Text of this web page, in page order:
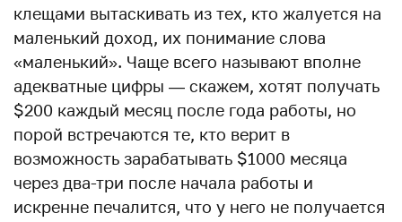
клещами вытаскивать из тех, кто жалуется на
маленький доход, их понимание слова
«маленький». Чаще всего называют вполне
адекватные цифры — скажем, хотят получать
$200 каждый месяц после года работы, но
порой встречаются те, кто верит в
возможность зарабатывать $1000 месяца
через два-три после начала работы и
искренне печалится, что у него не получается